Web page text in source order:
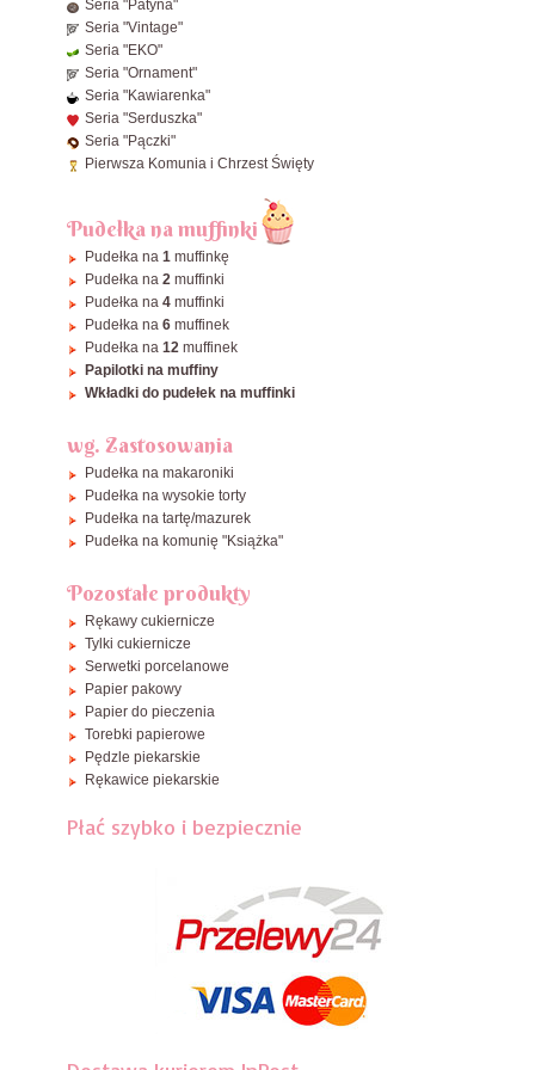
ø34 cm
ø36 cm
ø38 cm
ø40 cm
Zobacz wszystkie Okrągłe
Seria "Patyna"
Seria "Vintage"
Seria "EKO"
Seria "Ornament"
Seria "Kawiarenka"
Seria "Serduszka"
Seria "Pączki"
Pierwsza Komunia i Chrzest Święty
Pudełka na muffinki
Pudełka na 1muffinkę
Pudełka na 2muffinki
Pudełka na 4muffinki
Pudełka na 6muffinek
Pudełka na 12muffinek
Papilotki na muffiny
Wkładki do pudełek na muffinki
wg. Zastosowania
Pudełka na makaroniki
Pudełka na wysokie torty
Pudełka na tartę/mazurek
Pudełka na komunię "Książka"
Pozostałe produkty
Rękawy cukiernicze
Tylki cukiernicze
Serwetki porcelanowe
Papier pakowy
Papier do pieczenia
Torebki papierowe
Pędzle piekarskie
Rękawice piekarskie
Płać szybko i bezpiecznie